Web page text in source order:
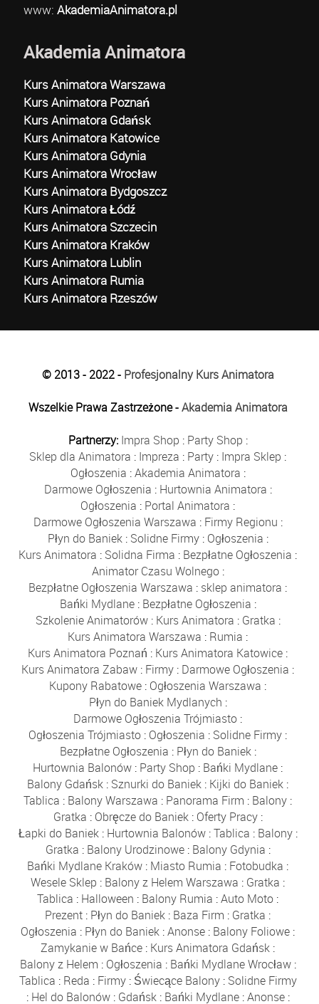
www: AkademiaAnimatora.pl
Akademia Animatora
Kurs Animatora Warszawa
Kurs Animatora Poznań
Kurs Animatora Gdańsk
Kurs Animatora Katowice
Kurs Animatora Gdynia
Kurs Animatora Wrocław
Kurs Animatora Bydgoszcz
Kurs Animatora Łódź
Kurs Animatora Szczecin
Kurs Animatora Kraków
Kurs Animatora Lublin
Kurs Animatora Rumia
Kurs Animatora Rzeszów
© 2013 - 2022 - Profesjonalny Kurs Animatora
Wszelkie Prawa Zastrzeżone -Akademia Animatora
Partnerzy: Impra Shop : Party Shop :
Sklep dla Animatora : Impreza : Party : Impra Sklep :
Ogłoszenia :Akademia Animatora :
Darmowe Ogłoszenia : Hurtownia Animatora :
Ogłoszenia : Portal Animatora :
Darmowe Ogłoszenia Warszawa : Firmy Regionu :
Płyn do Baniek: Solidne Firmy: Ogłoszenia :
Kurs Animatora : Solidna Firma : Bezpłatne Ogłoszenia :
Animator Czasu Wolnego:
Bezpłatne Ogłoszenia Warszawa : sklep animatora :
Bańki Mydlane: Bezpłatne Ogłoszenia :
Szkolenie Animatorów: Kurs Animatora : Gratka :
Kurs Animatora Warszawa : Rumia :
Kurs Animatora Poznań : Kurs Animatora Katowice :
Kurs Animatora Zabaw : Firmy : Darmowe Ogłoszenia :
Kupony Rabatowe : Ogłoszenia Warszawa :
Płyn do Baniek Mydlanych :
Darmowe Ogłoszenia Trójmiasto :
Ogłoszenia Trójmiasto : Ogłoszenia : Solidne Firmy :
Bezpłatne Ogłoszenia : Płyn do Baniek:
Hurtownia Balonów : Party Shop : Bańki Mydlane :
Balony Gdańsk : Sznurki do Baniek : Kijki do Baniek :
Tablica : Balony Warszawa : Panorama Firm : Balony :
Gratka : Obręcze do Baniek: Oferty Pracy:
Łapki do Baniek: Hurtownia Balonów:Tablica : Balony:
Gratka : Balony Urodzinowe: Balony Gdynia :
Bańki Mydlane Kraków : Miasto Rumia : Fotobudka :
Wesele Sklep : Balony z Helem Warszawa : Gratka :
Tablica : Halloween : Balony Rumia :Auto Moto :
Prezent : Płyn do Baniek : Baza Firm : Gratka :
Ogłoszenia : Płyn do Baniek :Anonse : Balony Foliowe :
Zamykanie w Bańce : Kurs Animatora Gdańsk :
Balony z Helem : Ogłoszenia : Bańki Mydlane Wrocław:
Tablica : Reda : Firmy: Świecące Balony: Solidne Firmy
: Hel do Balonów: Gdańsk: Bańki Mydlane:Anonse: